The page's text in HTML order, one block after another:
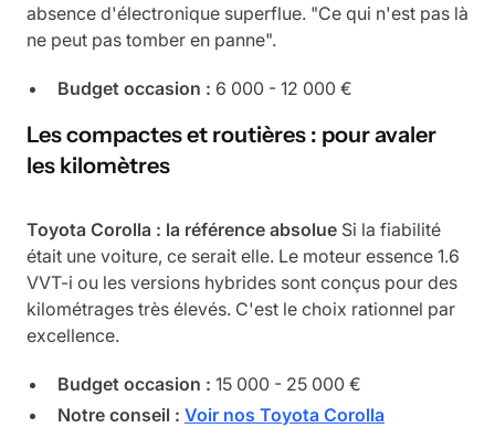
absence d'électronique superflue. "Ce qui n'est pas là
ne peut pas tomber en panne".
Budget occasion : 6 000 - 12 000 €
Les compactes et routières : pour avaler
les kilomètres
Toyota Corolla : la référence absolue Si la fiabilité
était une voiture, ce serait elle. Le moteur essence 1.6
VVT-i ou les versions hybrides sont conçus pour des
kilométrages très élevés. C'est le choix rationnel par
excellence.
Budget occasion : 15 000 - 25 000 €
Notre conseil : Voir nos Toyota Corolla